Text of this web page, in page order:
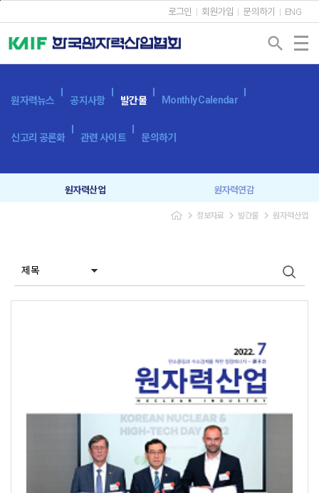
로그인 회원가입 문의하기 ENG
search
원자력뉴스 공지사항 발간물 Monthly Calendar
신고리 공론화 관련 사이트 문의하기
원자력산업 원자력연감
광고 신청
navigate_next 정보자료 navigate_next 발간물 navigate_next 원자력산업